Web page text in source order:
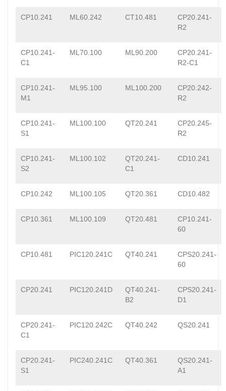
CP10.241 ML60.242 CT10.481
CP20.241-
R2
CP10.241-
C1
ML70.100 ML90.200
CP20.241-
R2-C1
CP10.241-
M1
ML95.100 ML100.200
CP20.242-
R2
CP10.241-
S1
ML100.100 QT20.241
CP20.245-
R2
CP10.241-
S2
ML100.102
QT20.241-
C1
CD10.241
CP10.242 ML100.105 QT20.361 CD10.482
CP10.361 ML100.109 QT20.481
CP10.241-
60
CP10.481 PIC120.241C QT40.241
CPS20.241-
60
CP20.241 PIC120.241D
QT40.241-
B2
CPS20.241-
D1
CP20.241-
C1
PIC120.242C QT40.242 QS20.241
CP20.241-
S1
PIC240.241C QT40.361
QS20.241-
A1